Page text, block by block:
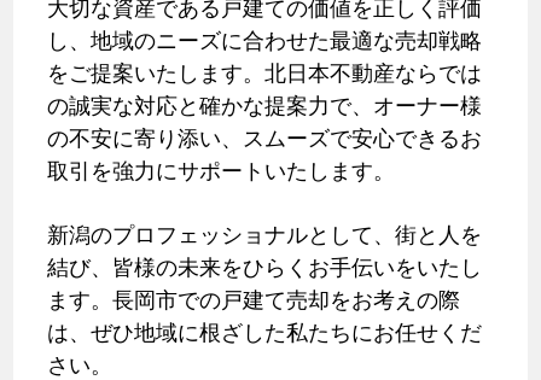
し、地域のニーズに合わせた最適な売却戦略
をご提案いたします。北日本不動産ならでは
の誠実な対応と確かな提案力で、オーナー様
の不安に寄り添い、スムーズで安心できるお
取引を強力にサポートいたします。
新潟のプロフェッショナルとして、街と人を
結び、皆様の未来をひらくお手伝いをいたし
ます。長岡市での戸建て売却をお考えの際
は、ぜひ地域に根ざした私たちにお任せくだ
さい。